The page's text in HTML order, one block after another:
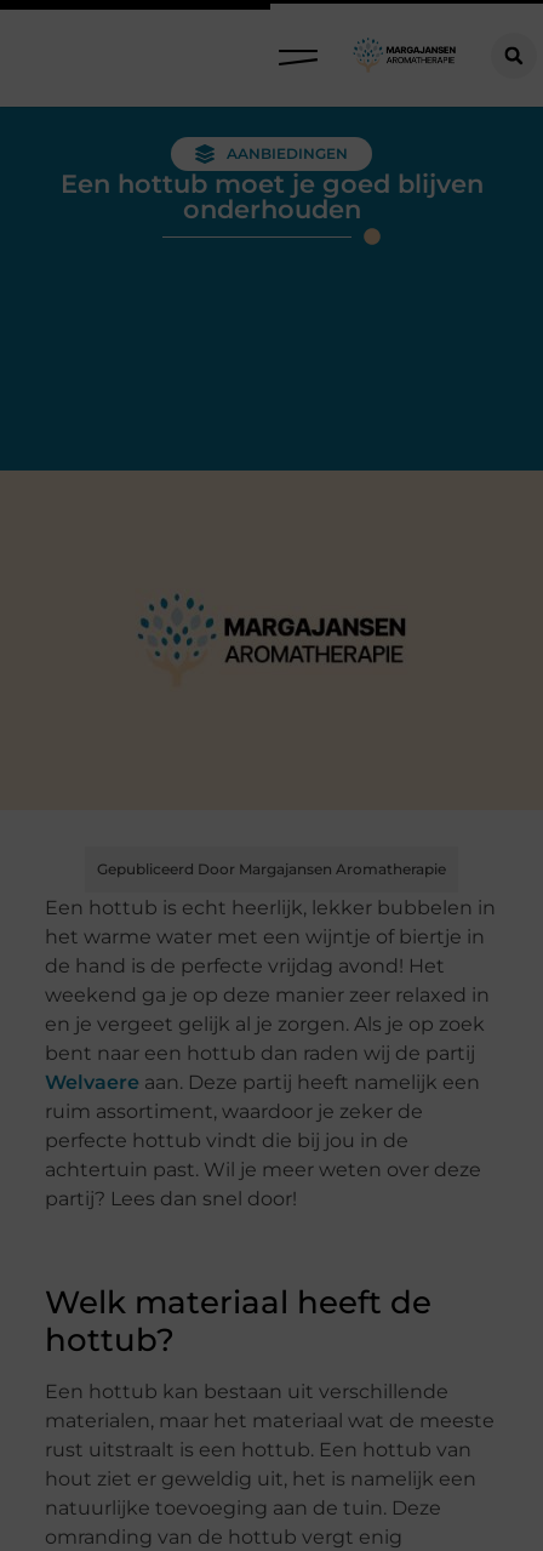
AANBIEDINGEN
Een hottub moet je goed blijven
onderhouden
Gepubliceerd Door Margajansen Aromatherapie
Een hottub is echt heerlijk, lekker bubbelen in
het warme water met een wijntje of biertje in
de hand is de perfecte vrijdag avond! Het
weekend ga je op deze manier zeer relaxed in
en je vergeet gelijk al je zorgen. Als je op zoek
bent naar een hottub dan raden wij de partij
Welvaere aan. Deze partij heeft namelijk een
ruim assortiment, waardoor je zeker de
perfecte hottub vindt die bij jou in de
achtertuin past. Wil je meer weten over deze
partij? Lees dan snel door!
Welk materiaal heeft de
hottub?
Een hottub kan bestaan uit verschillende
materialen, maar het materiaal wat de meeste
rust uitstraalt is een hottub. Een hottub van
hout ziet er geweldig uit, het is namelijk een
natuurlijke toevoeging aan de tuin. Deze
omranding van de hottub vergt enig